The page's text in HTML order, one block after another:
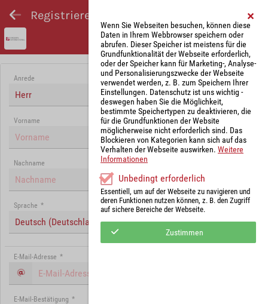
Registrieren und Angebot abgeben
Anrede
Herr
Vorname
Nachname
Sprache *
Deutsch (Deutschland)
E-Mail-Adresse *
E-Mail-Bestätigung *
Wenn Sie Webseiten besuchen, können diese
Daten in Ihrem Webbrowser speichern oder
abrufen. Dieser Speicher ist meistens für die
Grundfunktionalität der Webseite erforderlich,
oder der Speicher kann für Marketing-, Analyse-
und Personalisierungszwecke der Webseite
verwendet werden, z. B. zum Speichern Ihrer
Einstellungen. Datenschutz ist uns wichtig -
deswegen haben Sie die Möglichkeit,
bestimmte Speichertypen zu deaktivieren, die
für die Grundfunktionen der Website
möglicherweise nicht erforderlich sind. Das
Blockieren von Kategorien kann sich auf das
Verhalten der Webseite auswirken. Weitere
Informationen
Unbedingt erforderlich
Essentiell, um auf der Webseite zu navigieren und
deren Funktionen nutzen können, z. B. den Zugriff
auf sichere Bereiche der Webseite.
Zustimmen